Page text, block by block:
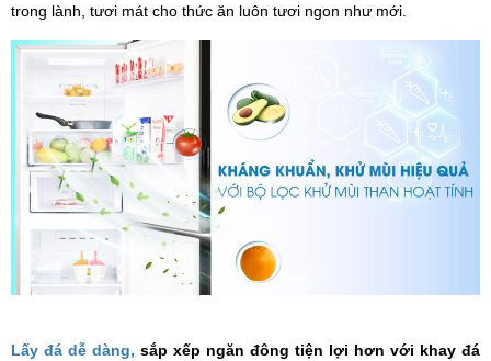
trong lành, tươi mát cho thức ăn luôn tươi ngon như mới.
Lấy đá dễ dàng, sắp xếp ngăn đông tiện lợi hơn với khay đá